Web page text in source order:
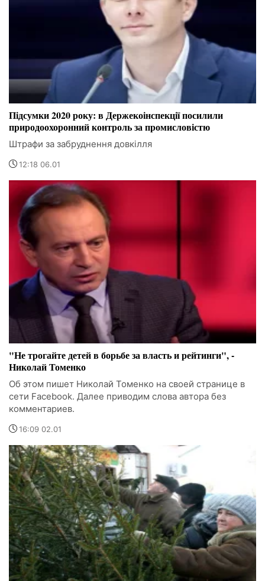
Підсумки 2020 року: в Держекоінспекції посилили
природоохоронний контроль за промисловістю
Штрафи за забруднення довкілля
12:18 06.01
"Не трогайте детей в борьбе за власть и рейтинги", -
Николай Томенко
Об этом пишет Николай Томенко на своей странице в
сети Facebook. Далее приводим слова автора без
комментариев.
16:09 02.01